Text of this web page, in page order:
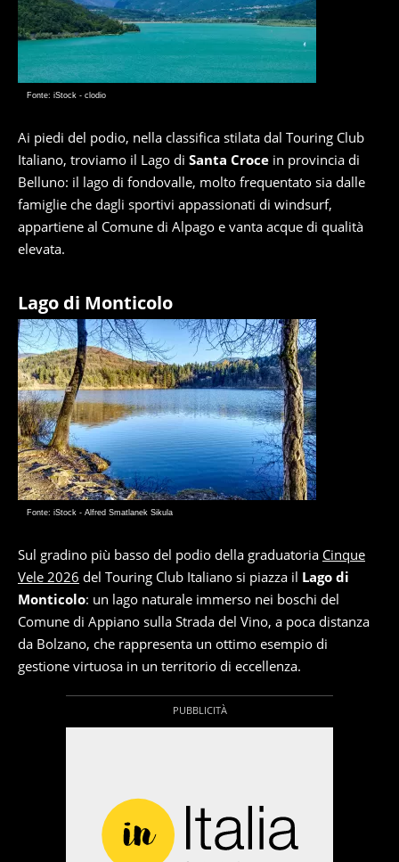
Fonte: iStock - clodio
Ai piedi del podio, nella classifica stilata dal Touring Club
Italiano, troviamo il Lago di Santa Croce in provincia di
Belluno: il lago di fondovalle, molto frequentato sia dalle
famiglie che dagli sportivi appassionati di windsurf,
appartiene al Comune di Alpago e vanta acque di qualità
elevata.
Lago di Monticolo
Fonte: iStock - Alfred Smatlanek Sikula
Sul gradino più basso del podio della graduatoria Cinque
Vele 2026 del Touring Club Italiano si piazza il Lago di
Monticolo: un lago naturale immerso nei boschi del
Comune di Appiano sulla Strada del Vino, a poca distanza
da Bolzano, che rappresenta un ottimo esempio di
gestione virtuosa in un territorio di eccellenza.